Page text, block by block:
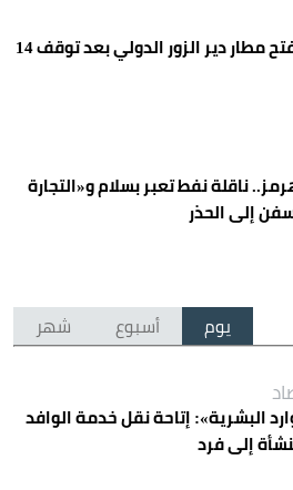
سورية تعيد فتح مطار دير الزور الدولي بعد توقف 14
ناقلة نفط تعبر بسلام و«التجارة
إلى الحذر
يوم أسبوع شهر
البشرية»: إتاحة نقل خدمة الوافد
إلى فرد